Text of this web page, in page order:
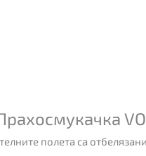
полета са